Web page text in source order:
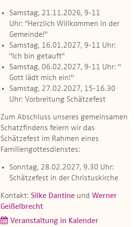
Samstag, 21.11.2026, 9-11
Uhr: "Herzlich Willkommen in der
Gemeinde!"
Samstag, 16.01.2027, 9-11 Uhr:
"Ich bin getauft"
Samstag, 06.02.2027, 9-11 Uhr: "
Gott lädt mich ein!"
Samstag, 27.02.2027, 15-16.30
Uhr: Vorbreitung Schätzefest
Zum Abschluss unseres gemeinsamen
Schatzfindens feiern wir das
Schätzefest im Rahmen eines
Familiengottesdienstes:
Sonntag, 28.02.2027, 9.30 Uhr:
Schätzefest in der Christuskirche
Kontakt: Silke Dantine und Werner
Geißelbrecht
Veranstaltung in Kalender